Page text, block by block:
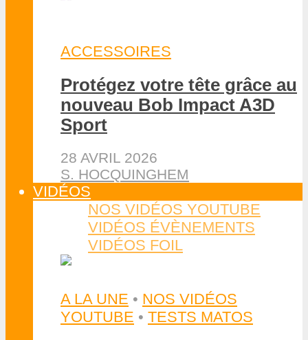
ACCESSOIRES
Protégez votre tête grâce au
nouveau Bob Impact A3D
Sport
28 AVRIL 2026
S. HOCQUINGHEM
VIDÉOS
NOS VIDÉOS YOUTUBE
VIDÉOS ÉVÈNEMENTS
VIDÉOS FOIL
A LA UNE • NOS VIDÉOS
YOUTUBE • TESTS MATOS